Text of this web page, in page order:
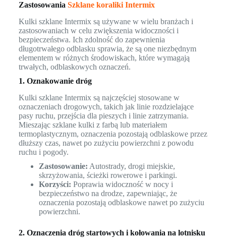
Zastosowania Szklane koraliki Intermix
Kulki szklane Intermix są używane w wielu branżach i
zastosowaniach w celu zwiększenia widoczności i
bezpieczeństwa. Ich zdolność do zapewnienia
długotrwałego odblasku sprawia, że są one niezbędnym
elementem w różnych środowiskach, które wymagają
trwałych, odblaskowych oznaczeń.
1. Oznakowanie dróg
Kulki szklane Intermix są najczęściej stosowane w
oznaczeniach drogowych, takich jak linie rozdzielające
pasy ruchu, przejścia dla pieszych i linie zatrzymania.
Mieszając szklane kulki z farbą lub materiałem
termoplastycznym, oznaczenia pozostają odblaskowe przez
dłuższy czas, nawet po zużyciu powierzchni z powodu
ruchu i pogody.
Zastosowanie: Autostrady, drogi miejskie,
skrzyżowania, ścieżki rowerowe i parkingi.
Korzyści: Poprawia widoczność w nocy i
bezpieczeństwo na drodze, zapewniając, że
oznaczenia pozostają odblaskowe nawet po zużyciu
powierzchni.
2. Oznaczenia dróg startowych i kołowania na lotnisku